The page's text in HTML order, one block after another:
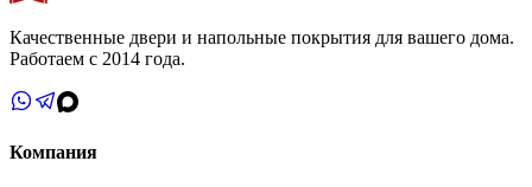
Качественные двери и напольные покрытия для вашего дома.
Работаем с 2014 года.
Компания